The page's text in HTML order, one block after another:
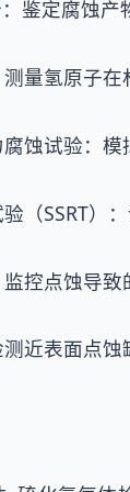
鉴定腐蚀产
量氢原子
蚀试验：
（SSRT）
控点蚀导致
近表面点蚀